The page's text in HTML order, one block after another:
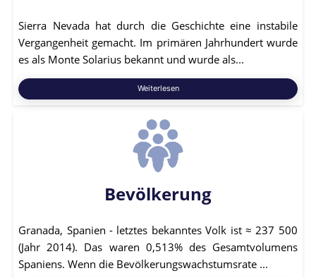
Sierra Nevada hat durch die Geschichte eine instabile
Vergangenheit gemacht. Im primären Jahrhundert wurde
es als Monte Solarius bekannt und wurde als...
Weiterlesen
Bevölkerung
Granada, Spanien - letztes bekanntes Volk ist ≈ 237 500
(Jahr 2014). Das waren 0,513% des Gesamtvolumens
Spaniens. Wenn die Bevölkerungswachstumsrate ...